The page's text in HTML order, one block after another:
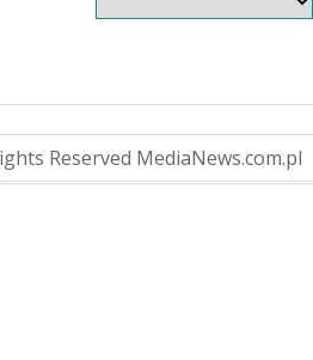
Reserved MediaNews.com.pl